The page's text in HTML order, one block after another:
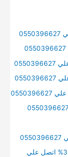
شركة كشف تسربات المياه بالاحساء خصم 35% اتصل علي